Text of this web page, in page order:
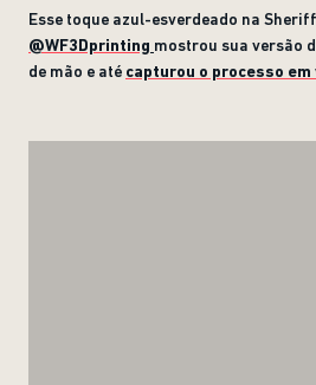
Esse toque azul-esverdeado na
@WF3Dprinting mostrou sua versão
de mão e até capturou o processo em